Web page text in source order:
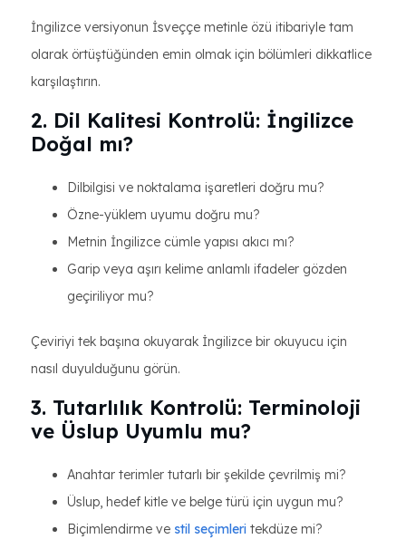
İngilizce versiyonun İsveççe metinle özü itibariyle tam
olarak örtüştüğünden emin olmak için bölümleri dikkatlice
karşılaştırın.
2. Dil Kalitesi Kontrolü: İngilizce
Doğal mı?
Dilbilgisi ve noktalama işaretleri doğru mu?
Özne-yüklem uyumu doğru mu?
Metnin İngilizce cümle yapısı akıcı mı?
Garip veya aşırı kelime anlamlı ifadeler gözden
geçiriliyor mu?
Çeviriyi tek başına okuyarak İngilizce bir okuyucu için
nasıl duyulduğunu görün.
3. Tutarlılık Kontrolü: Terminoloji
ve Üslup Uyumlu mu?
Anahtar terimler tutarlı bir şekilde çevrilmiş mi?
Üslup, hedef kitle ve belge türü için uygun mu?
Biçimlendirme ve stil seçimleri tekdüze mi?